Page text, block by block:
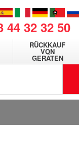
44 32 32 50
RÜCKKAUF
VON
GERÄTEN